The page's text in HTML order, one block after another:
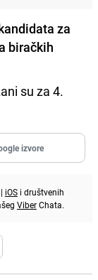
za
biračkih
su za 4.
izvore
| iOS i društvenih
ViberChata.